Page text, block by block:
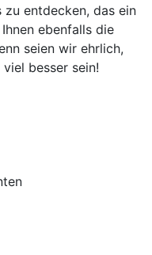
zu entdecken, das ein
ebenfalls die
seien wir ehrlich,
besser sein!